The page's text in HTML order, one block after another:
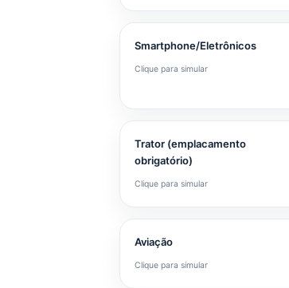
Smartphone/Eletrônicos
Clique para simular
Trator (emplacamento
obrigatório)
Clique para simular
Aviação
Clique para simular